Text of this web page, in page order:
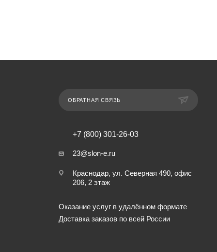
ОБРАТНАЯ СВЯЗЬ
+7 (800) 301-26-03
23@slon-e.ru
Краснодар, ул. Северная 490, офис
206, 2 этаж
Оказание услуг в удалённом формате
Доставка заказов по всей России